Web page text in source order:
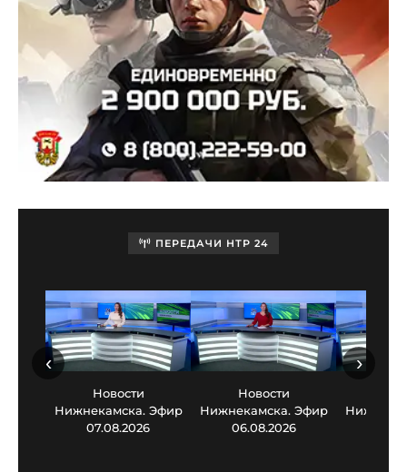
ПЕРЕДАЧИ НТР 24
Новости
Нижнекамска. Эфир
07.08.2026
Новости
Нижнекамска. Эфир
06.08.2026
‹ ›